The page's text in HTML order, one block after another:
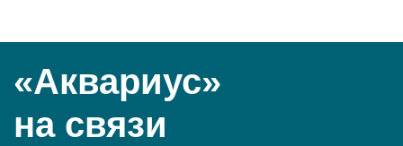
«Аквариус»
на связи